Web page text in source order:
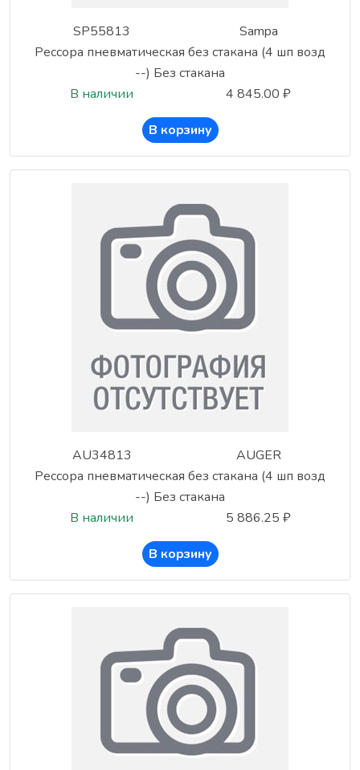
SP55813
Sampa
Рессора пневматическая без стакана (4 шп возд
--) Без стакана
В наличии
4 845.00 ₽
В корзину
AU34813
AUGER
Рессора пневматическая без стакана (4 шп возд
--) Без стакана
В наличии
5 886.25 ₽
В корзину